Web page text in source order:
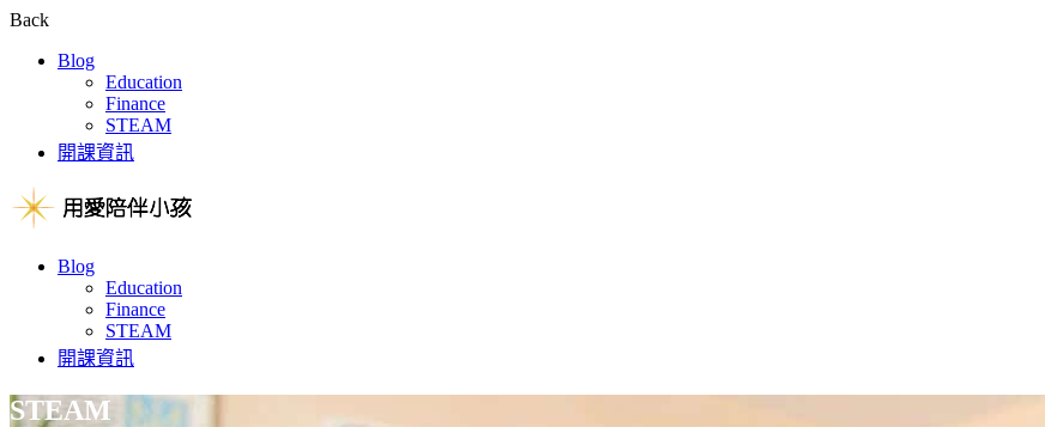
Back
Blog
Education
Finance
STEAM
開課資訊
Blog
Education
Finance
STEAM
開課資訊
STEAM